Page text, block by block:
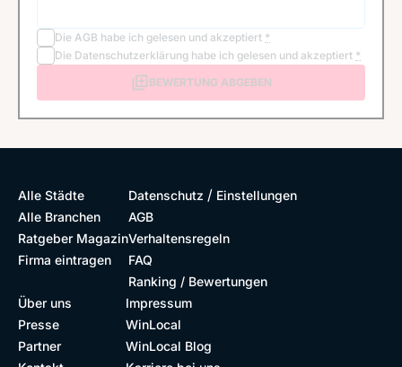
Die AGB habe ich gelesen und akzeptiert *
Die Datenschutzerklärung habe ich gelesen und akzeptiert *
BEWERTUNG ABGEBEN
Alle Städte
Alle Branchen
Ratgeber Magazin
Firma eintragen
Datenschutz / Einstellungen
AGB
Verhaltensregeln
FAQ
Ranking / Bewertungen
Über uns
Presse
Partner
Impressum
WinLocal
WinLocal Blog